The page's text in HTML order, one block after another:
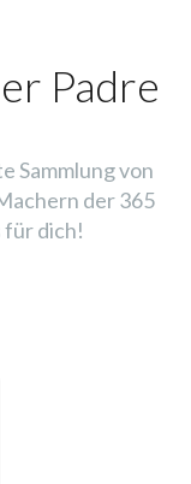
Padre
Sammlung von
der 365
für dich!